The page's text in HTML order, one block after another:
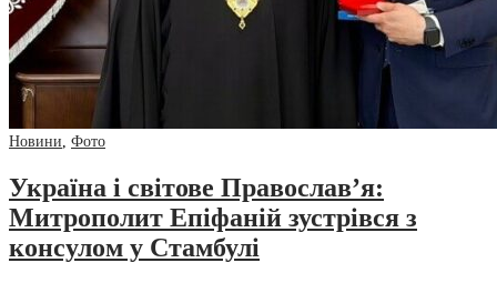
Новини Фото
Україна і світове Православ’я:
Митрополит Епіфаній зустрівся з
консулом у Стамбулі